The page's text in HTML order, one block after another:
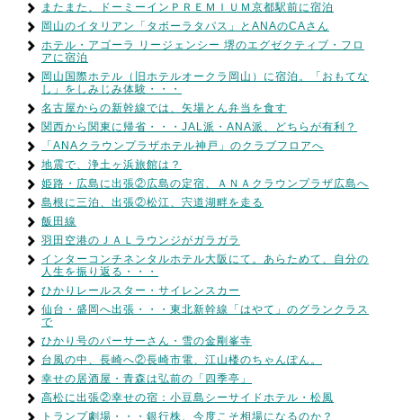
またまた、ドーミーインＰＲＥＭＩＵＭ京都駅前に宿泊
岡山のイタリアン「タボーラタパス」とANAのCAさん
ホテル・アゴーラ リージェンシー 堺のエグゼクティブ・フロ
アに宿泊
岡山国際ホテル（旧ホテルオークラ岡山）に宿泊。「おもてな
し」をしみじみ体験・・・
名古屋からの新幹線では、矢場とん弁当を食す
関西から関東に帰省・・・JAL派・ANA派、どちらが有利？
「ANAクラウンプラザホテル神戸」のクラブフロアへ
地震で、浄土ヶ浜旅館は？
姫路・広島に出張②広島の定宿、ＡＮＡクラウンプラザ広島へ
島根に三泊、出張②松江、宍道湖畔を走る
飯田線
羽田空港のＪＡＬラウンジがガラガラ
インターコンチネンタルホテル大阪にて。あらためて、自分の
人生を振り返る・・・
ひかりレールスター・サイレンスカー
仙台・盛岡へ出張・・・東北新幹線「はやて」のグランクラス
で
ひかり号のパーサーさん・雪の金剛峯寺
台風の中、長崎へ②長崎市電、江山楼のちゃんぽん。
幸せの居酒屋・青森は弘前の「四季亭」
高松に出張②幸せの宿：小豆島シーサイドホテル・松風
トランプ劇場・・・銀行株、今度こそ相場になるのか？